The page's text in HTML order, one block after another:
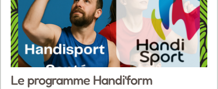
Le programme Handi’form